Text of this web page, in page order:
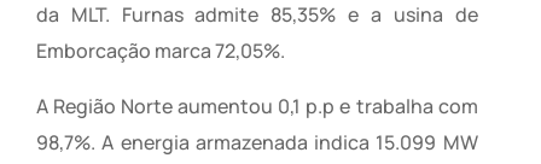
da MLT. Furnas admite 85,35% e a usina de
Emborcação marca 72,05%.
A Região Norte aumentou 0,1 p.p e trabalha com
98,7%. A energia armazenada indica 15.099 MW